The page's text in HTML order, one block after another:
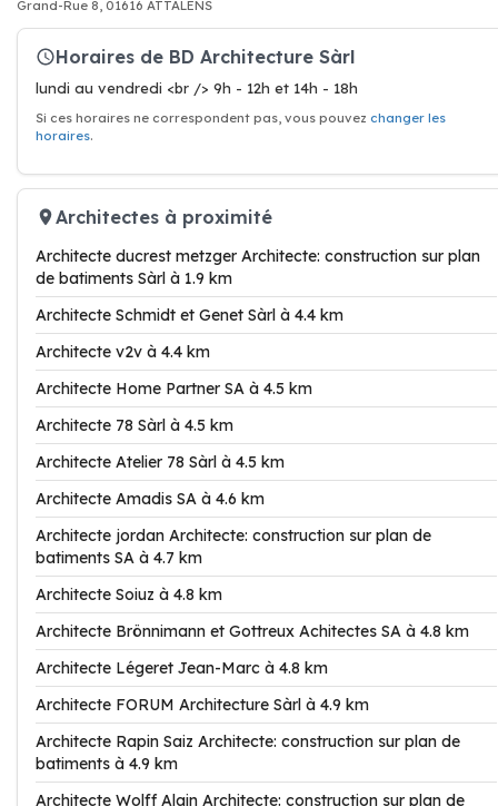
Grand-Rue 8, 01616 ATTALENS
Horaires de BD Architecture Sàrl
lundi au vendredi <br /> 9h - 12h et 14h - 18h
Si ces horaires ne correspondent pas, vous pouvez changer les
horaires.
Architectes à proximité
Architecte ducrest metzger Architecte: construction sur plan
de batiments Sàrl à 1.9 km
Architecte Schmidt et Genet Sàrl à 4.4 km
Architecte v2v à 4.4 km
Architecte Home Partner SA à 4.5 km
Architecte 78 Sàrl à 4.5 km
Architecte Atelier 78 Sàrl à 4.5 km
Architecte Amadis SA à 4.6 km
Architecte jordan Architecte: construction sur plan de
batiments SA à 4.7 km
Architecte Soiuz à 4.8 km
Architecte Brönnimann et Gottreux Achitectes SA à 4.8 km
Architecte Légeret Jean-Marc à 4.8 km
Architecte FORUM Architecture Sàrl à 4.9 km
Architecte Rapin Saiz Architecte: construction sur plan de
batiments à 4.9 km
Architecte Wolff Alain Architecte: construction sur plan de